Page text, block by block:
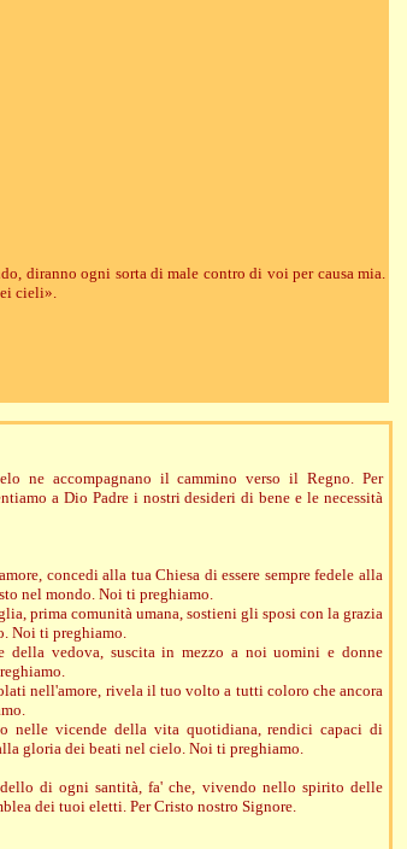
diranno ogni sorta di male contro di voi per causa mia.
cieli».
ne accompagnano il cammino verso il Regno. Per
a Dio Padre i nostri desideri di bene e le necessità
concedi alla tua Chiesa di essere sempre fedele alla
nel mondo. Noi ti preghiamo.
prima comunità umana, sostieni gli sposi con la grazia
Noi ti preghiamo.
della vedova, suscita in mezzo a noi uomini e donne
nell'amore, rivela il tuo volto a tutti coloro che ancora
nelle vicende della vita quotidiana, rendici capaci di
gloria dei beati nel cielo. Noi ti preghiamo.
di ogni santità, fa' che, vivendo nello spirito delle
dei tuoi eletti. Per Cristo nostro Signore.